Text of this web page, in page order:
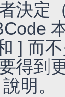
決定
] 而
得到
明。